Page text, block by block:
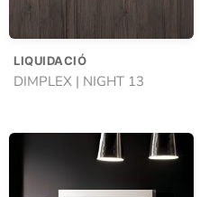
LIQUIDACIÓ
DIMPLEX | NIGHT 13